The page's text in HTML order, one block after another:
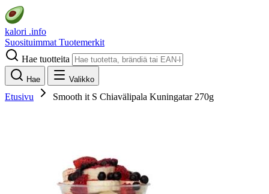
kalori .info
Suosituimmat Tuotemerkit
Hae tuotteita
Hae Valikko
Etusivu Smooth it S Chiavälipala Kuningatar 270g